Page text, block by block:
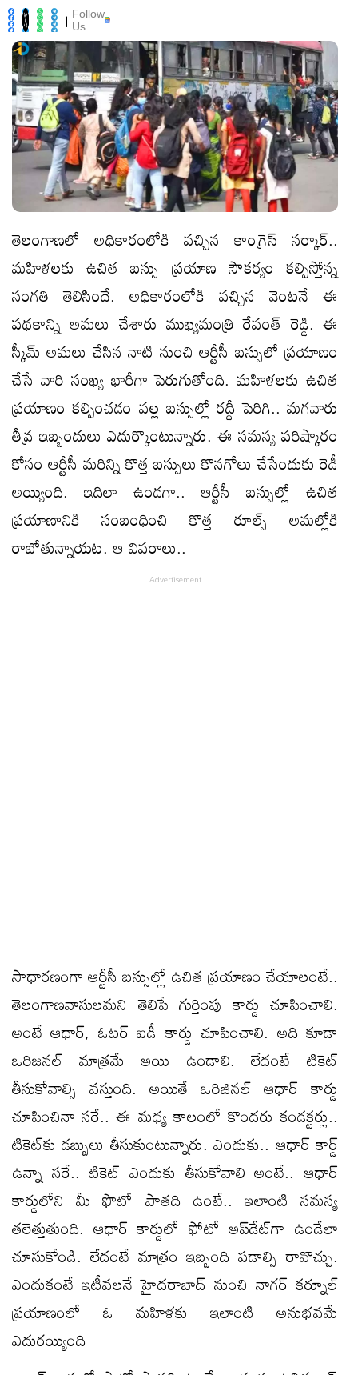
| Follow
Us
తెలంగాణలో అధికారంలోకి వచ్చిన కాంగ్రెస్‌ సర్కార్‌..
మహిళలకు ఉచిత బస్సు ప్రయాణ సౌకర్యం కల్పిస్తోన్న
సంగతి తెలిసిందే. అధికారంలోకి వచ్చిన వెంటనే ఈ
పథకాన్ని అమలు చేశారు ముఖ్యమంత్రి రేవంత్‌ రెడ్డి. ఈ
స్కీమ్‌ అమలు చేసిన నాటి నుంచి ఆర్టీసీ బస్సులో ప్రయాణం
చేసే వారి సంఖ్య భారీగా పెరుగుతోంది. మహిళలకు ఉచిత
ప్రయాణం కల్పించడం వల్ల బస్సుల్లో రద్దీ పెరిగి.. మగవారు
తీవ్ర ఇబ్బందులు ఎదుర్కొంటున్నారు. ఈ సమస్య పరిష్కారం
కోసం ఆర్టీసీ మరిన్ని కొత్త బస్సులు కొనగోలు చేసేందుకు రెడీ
అయ్యింది. ఇదిలా ఉండగా.. ఆర్టీసీ బస్సుల్లో ఉచిత
ప్రయాణానికి సంబంధించి కొత్త రూల్స్‌ అమల్లోకి
రాబోతున్నాయట. ఆ వివరాలు..
సాధారణంగా ఆర్టీసీ బస్సుల్లో ఉచిత ప్రయాణం చేయాలంటే..
తెలంగాణవాసులమని తెలిపే గుర్తింపు కార్డు చూపించాలి.
అంటే ఆధార్‌, ఓటర్‌ ఐడీ కార్డు చూపించాలి. అది కూడా
ఒరిజనల్‌ మాత్రమే అయి ఉండాలి. లేదంటే టికెట్‌
తీసుకోవాల్సి వస్తుంది. అయితే ఒరిజినల్‌ ఆధార్‌ కార్డు
చూపించినా సరే.. ఈ మధ్య కాలంలో కొందరు కండక్టర్లు..
టికెట్‌కు డబ్బులు తీసుకుంటున్నారు. ఎందుకు.. ఆధార్‌ కార్డ్‌
ఉన్నా సరే.. టికెట్‌ ఎందుకు తీసుకోవాలి అంటే.. ఆధార్‌
కార్డులోని మీ ఫొటో పాతది ఉంటే.. ఇలాంటి సమస్య
తలెత్తుతుంది. ఆధార్ కార్డులో ఫోటో అప్‌డేట్‌గా ఉండేలా
చూసుకోండి. లేదంటే మాత్రం ఇబ్బంది పడాల్సి రావొచ్చు.
ఎందుకంటే ఇటీవలనే హైదరాబాద్ నుంచి నాగర్ కర్నూల్
ప్రయాణంలో ఓ మహిళకు ఇలాంటి అనుభవమే
ఎదురయ్యింది